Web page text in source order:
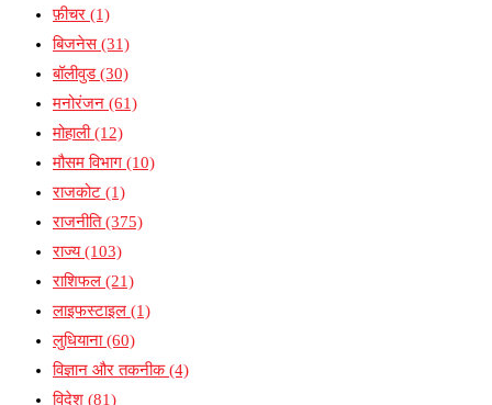
फ़ीचर (1)
बिजनेस(31)
बॉलीवुड(30)
मनोरंजन (61)
मोहाली(12)
मौसम विभाग (10)
राजकोट (1)
राजनीति(375)
राज्य(103)
राशिफल (21)
लाइफस्टाइल (1)
लुधियाना(60)
विज्ञान और तकनीक(4)
विदेश (81)